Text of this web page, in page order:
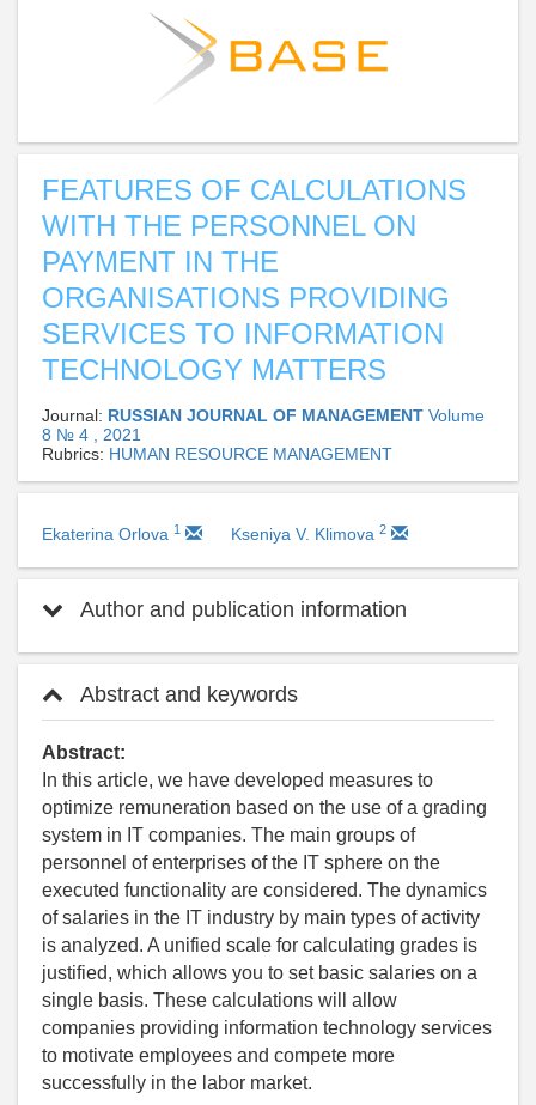
FEATURES OF CALCULATIONS
WITH THE PERSONNEL ON
PAYMENT IN THE
ORGANISATIONS PROVIDING
SERVICES TO INFORMATION
TECHNOLOGY MATTERS
Journal: RUSSIAN JOURNAL OF MANAGEMENT Volume
8 № 4 , 2021
Rubrics: HUMAN RESOURCE MANAGEMENT
Ekaterina Orlova 1 Kseniya V. Klimova 2
Author and publication information
Abstract and keywords
Abstract:
In this article, we have developed measures to
optimize remuneration based on the use of a grading
system in IT companies. The main groups of
personnel of enterprises of the IT sphere on the
executed functionality are considered. The dynamics
of salaries in the IT industry by main types of activity
is analyzed. A unified scale for calculating grades is
justified, which allows you to set basic salaries on a
single basis. These calculations will allow
companies providing information technology services
to motivate employees and compete more
successfully in the labor market.